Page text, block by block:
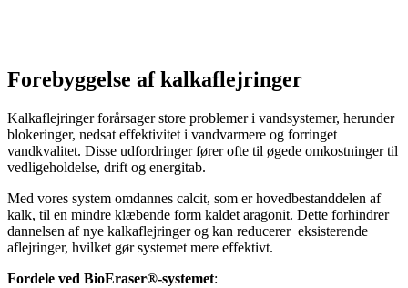
Forebyggelse af kalkaflejringer
Kalkaflejringer forårsager store problemer i vandsystemer, herunder
blokeringer, nedsat effektivitet i vandvarmere og forringet
vandkvalitet. Disse udfordringer fører ofte til øgede omkostninger til
vedligeholdelse, drift og energitab.
Med vores system omdannes calcit, som er hovedbestanddelen af
kalk, til en mindre klæbende form kaldet aragonit. Dette forhindrer
dannelsen af nye kalkaflejringer og kan reducerer eksisterende
aflejringer, hvilket gør systemet mere effektivt.
Fordele ved BioEraser®-systemet: